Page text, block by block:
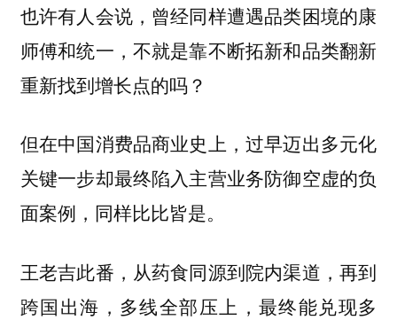
也许有人会说，曾经同样遭遇品类困境的康
师傅和统一，不就是靠不断拓新和品类翻新
重新找到增长点的吗？
但在中国消费品商业史上，过早迈出多元化
关键一步却最终陷入主营业务防御空虚的负
面案例，同样比比皆是。
王老吉此番，从药食同源到院内渠道，再到
跨国出海，多线全部压上，最终能兑现多